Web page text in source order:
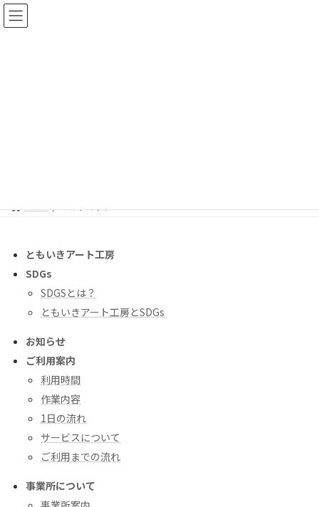
コ
ン
ナ
ビ
ともいきアート工房
SDGs
SDGSとは？
ともいきアート工房とSDGs
お知らせ
ご利用案内
利用時間
作業内容
1日の流れ
サービスについて
ご利用までの流れ
事業所について